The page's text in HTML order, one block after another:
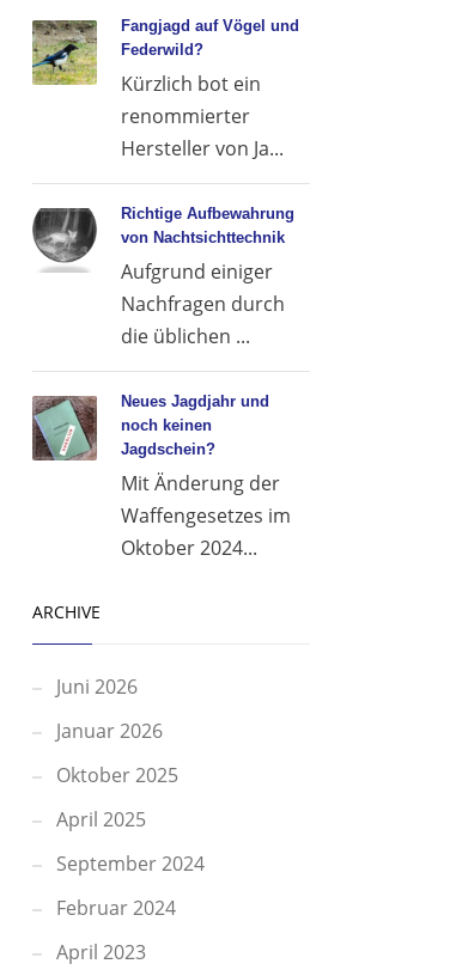
Fangjagd auf Vögel und
Federwild?
Kürzlich bot ein
renommierter
Hersteller von Ja...
Richtige Aufbewahrung
von Nachtsichttechnik
Aufgrund einiger
Nachfragen durch
die üblichen ...
Neues Jagdjahr und
noch keinen
Jagdschein?
Mit Änderung der
Waffengesetzes im
Oktober 2024...
ARCHIVE
Juni 2026
Januar 2026
Oktober 2025
April 2025
September 2024
Februar 2024
April 2023